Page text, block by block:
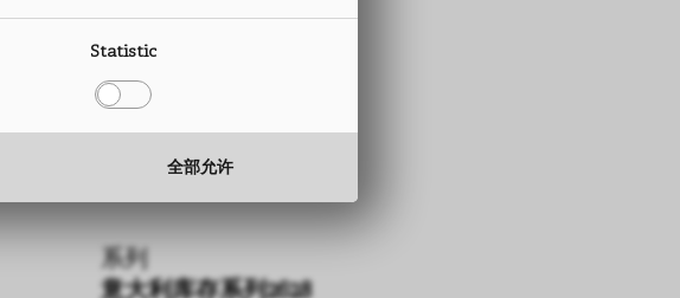
高度： 15 至 330 mm
厚度： 0.5 至 2.0 mm
系列
意大利库存系列2628
高度： 15 至 350 mm
厚度： 0.5 至 2.0 mm
类型： BTP
Statistic
全部允许